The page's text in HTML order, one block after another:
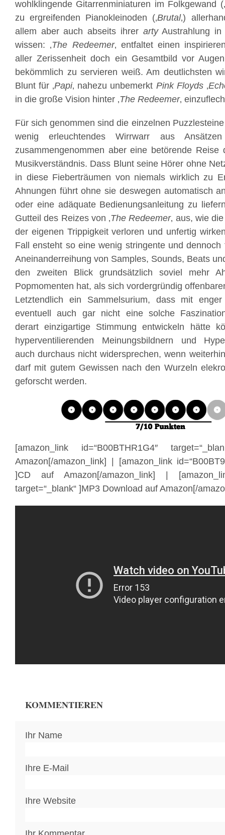
wohlklingende Gitarrenminiaturen im Folkgewand (‚
zu ergreifenden Pianokleinoden (‚Brutal‚)
allem aber auch abseits ihrer artyAustrahlung in
wissen: ‚The Redeemer‚ entfaltet einen
aller Zerissenheit doch ein Gesamtbild vor
bekömmlich zu servieren weiß. Am deutlichsten
Blunt für ‚Papi‚ nahezu unbemerkt Pink Floyds‚
in die große Vision hinter ‚The Redeemer‚
Für sich genommen sind die einzelnen
wenig erleuchtendes Wirrwarr aus
zusammengenommen aber eine betörende Reise
Musikverständnis. Dass Blunt seine Hörer ohne
in diese Fieberträumen von niemals wirklich zu
Ahnungen führt ohne sie deswegen automatisch
oder eine adäquate Bedienungsanleitung zu
Gutteil des Reizes von ‚The Redeemer‚ aus, wie
der eigenen Trippigkeit verloren und unfertig
Fall ensteht so eine wenig stringente und dennoch
Aneinanderreihung von Samples, Sounds, Beats
den zweiten Blick grundsätzlich soviel mehr
Popmomenten hat, als sich vordergründig
Letztendlich ein Sammelsurium, dass mit
eventuell auch gar nicht eine solche
derart einzigartige Stimmung entwickeln hätte
hyperventilierenden Meinungsbildnern und
auch durchaus nicht widersprechen, wenn
darf mit gutem Gewissen nach den Wurzeln
geforscht werden.
[amazon_link id=“B00BTHR1G4″
Amazon[/amazon_link] | [amazon_link
]CD auf Amazon[/amazon_link] |
target=“_blank“ ]MP3 Download auf Amazon[/
KOMMENTIEREN
Ihr Name
Ihre E-Mail
Ihre Website